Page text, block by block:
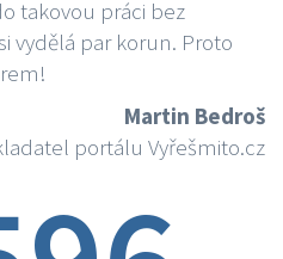
takovou práci bez
vydělá par korun. Proto
Martin Bedroš
portálu Vyřešmito.cz